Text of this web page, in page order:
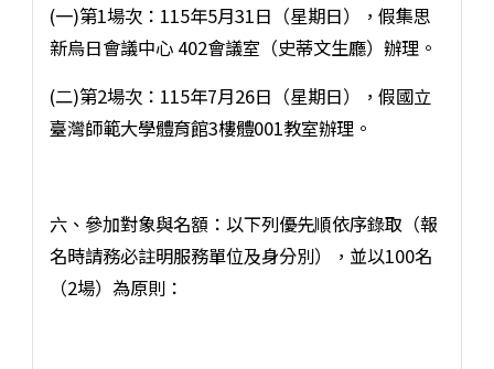
(一)第1場次：115年5月31日（星期日），假集思
新烏日會議中心 402會議室（史蒂文生廳）辦理。
(二)第2場次：115年7月26日（星期日），假國立
臺灣師範大學體育館3樓體001教室辦理。
六、參加對象與名額：以下列優先順依序錄取（報
名時請務必註明服務單位及身分別），並以100名
（2場）為原則：